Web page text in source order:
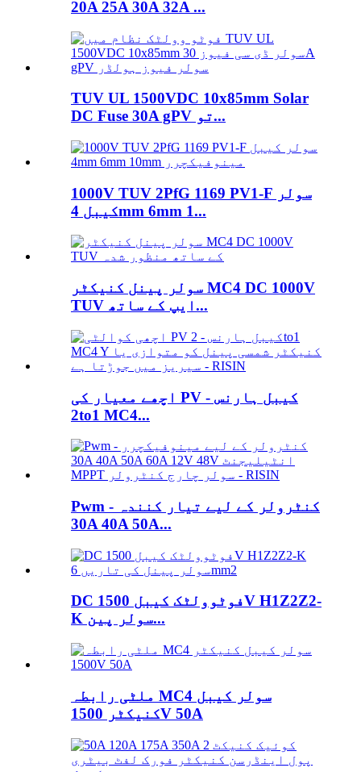
20A 25A 30A 32A ...
TUV UL 1500VDC 10x85mm Solar
DC Fuse 30A gPV تو...
1000V TUV 2PfG 1169 PV1-F سولر
کیبل 4mm 6mm 1...
سولر پینل کنیکٹر MC4 DC 1000V
TUV ایپ کے ساتھ...
اچھے معیار کی PV کیبل ہارنس -
2to1 MC4...
Pwm کنٹرولر کے لیے تیار کنندہ -
30A 40A 50A...
DC فوٹوولٹک کیبل 1500V H1Z2Z2-
K سولر پین...
ملٹی رابطہ MC4 سولر کیبل
کنیکٹر 1500V 50A